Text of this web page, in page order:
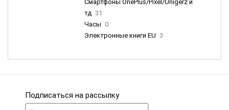
Смартфоны OnePlus/Pixel/Unigerz и
тд 31
Часы 0
Электронные книги EU 3
Подписаться на рассылку